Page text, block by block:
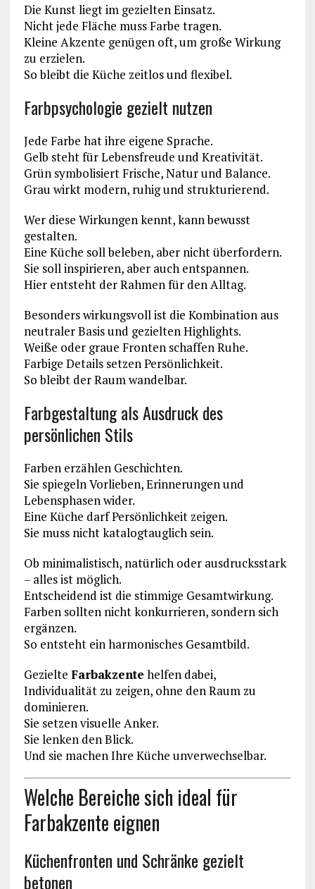
Die Kunst liegt im gezielten Einsatz.
Nicht jede Fläche muss Farbe tragen.
Kleine Akzente genügen oft, um große Wirkung
zu erzielen.
So bleibt die Küche zeitlos und flexibel.
Farbpsychologie gezielt nutzen
Jede Farbe hat ihre eigene Sprache.
Gelb steht für Lebensfreude und Kreativität.
Grün symbolisiert Frische, Natur und Balance.
Grau wirkt modern, ruhig und strukturierend.
Wer diese Wirkungen kennt, kann bewusst
gestalten.
Eine Küche soll beleben, aber nicht überfordern.
Sie soll inspirieren, aber auch entspannen.
Hier entsteht der Rahmen für den Alltag.
Besonders wirkungsvoll ist die Kombination aus
neutraler Basis und gezielten Highlights.
Weiße oder graue Fronten schaffen Ruhe.
Farbige Details setzen Persönlichkeit.
So bleibt der Raum wandelbar.
Farbgestaltung als Ausdruck des
persönlichen Stils
Farben erzählen Geschichten.
Sie spiegeln Vorlieben, Erinnerungen und
Lebensphasen wider.
Eine Küche darf Persönlichkeit zeigen.
Sie muss nicht katalogtauglich sein.
Ob minimalistisch, natürlich oder ausdrucksstark
– alles ist möglich.
Entscheidend ist die stimmige Gesamtwirkung.
Farben sollten nicht konkurrieren, sondern sich
ergänzen.
So entsteht ein harmonisches Gesamtbild.
Gezielte Farbakzente helfen dabei,
Individualität zu zeigen, ohne den Raum zu
dominieren.
Sie setzen visuelle Anker.
Sie lenken den Blick.
Und sie machen Ihre Küche unverwechselbar.
Welche Bereiche sich ideal für
Farbakzente eignen
Küchenfronten und Schränke gezielt
betonen